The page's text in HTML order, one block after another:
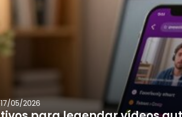
17/05/2026